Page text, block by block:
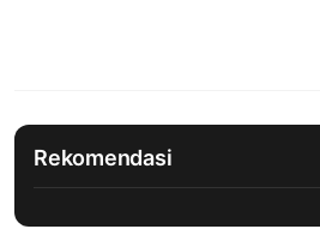
Rekomendasi